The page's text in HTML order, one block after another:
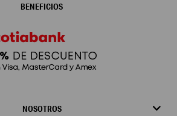
NOSOTROS
BENEFICIOS